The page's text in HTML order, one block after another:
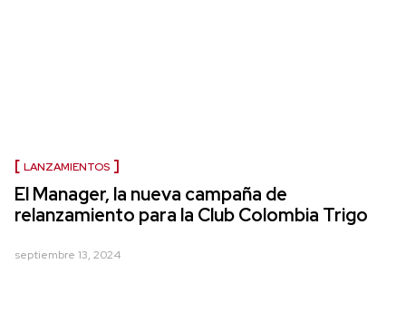
LANZAMIENTOS
El Manager, la nueva campaña de
relanzamiento para la Club Colombia Trigo
septiembre 13, 2024